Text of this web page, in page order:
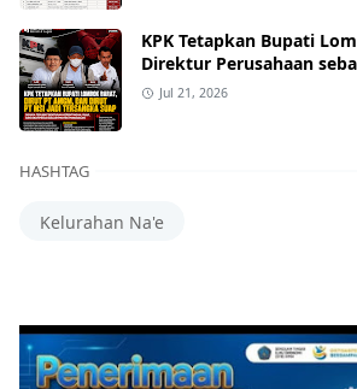
KPK Tetapkan Bupati
Direktur Perusahaan
Dugaan Suap Proyek
Jul 21, 2026
HASHTAG
Kelurahan Na'e